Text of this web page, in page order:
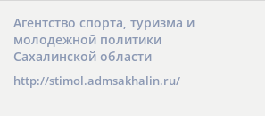
Агентство спорта, туризма и
молодежной политики
Сахалинской области
http://stimol.admsakhalin.ru/